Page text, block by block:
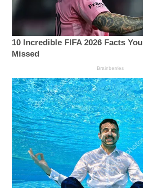
10 Incredible FIFA 2026 Facts
Missed
Brainberries